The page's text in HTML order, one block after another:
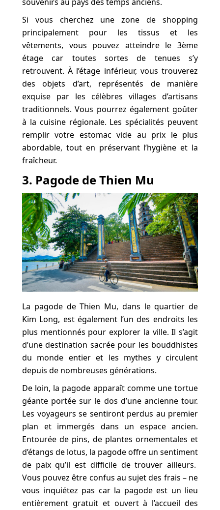
Si vous cherchez une zone de shopping
principalement pour les tissus et les
vêtements, vous pouvez atteindre le 3ème
étage car toutes sortes de tenues s’y
retrouvent. À l’étage inférieur, vous trouverez
des objets d’art, représentés de manière
exquise par les célèbres villages d’artisans
traditionnels. Vous pourrez également goûter
à la cuisine régionale. Les spécialités peuvent
remplir votre estomac vide au prix le plus
abordable, tout en préservant l’hygiène et la
fraîcheur.
3. Pagode de Thien Mu
La pagode de Thien Mu, dans le quartier de
Kim Long, est également l’un des endroits les
plus mentionnés pour explorer la ville. Il s’agit
d’une destination sacrée pour les bouddhistes
du monde entier et les mythes y circulent
depuis de nombreuses générations.
De loin, la pagode apparaît comme une tortue
géante portée sur le dos d’une ancienne tour.
Les voyageurs se sentiront perdus au premier
plan et immergés dans un espace ancien.
Entourée de pins, de plantes ornementales et
d’étangs de lotus, la pagode offre un sentiment
de paix qu’il est difficile de trouver ailleurs.
Vous pouvez être confus au sujet des frais – ne
vous inquiétez pas car la pagode est un lieu
entièrement gratuit et ouvert à l’accueil des